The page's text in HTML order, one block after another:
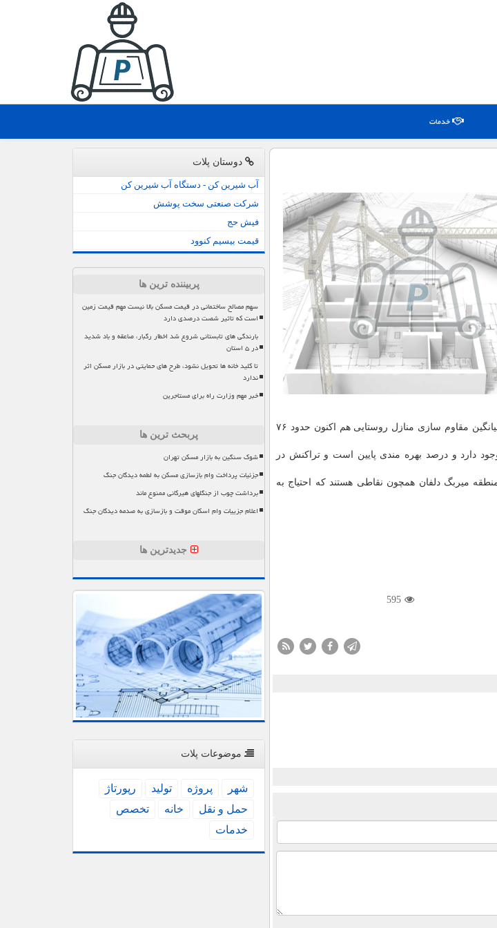
خدمات
وی ضمن اشاره به میانگین مقاوم سازی منازل روستایی در سطح استان، اضافه کرد: میانگین مقاوم سازی منازل روستایی هم اکنون حدود ۷۶
دارد و درصد بهره مندی پایین است و تراکنش در
میربگ دلفان همچون نقاطی هستند که احتیاج به
595
دوستان پلات
آب شیرین کن - دستگاه آب شیرین کن
شرکت صنعتی سخت پوشش
فیش حج
قیمت بیسیم کنوود
پربیننده ترین ها
سهم مصالح ساختمانی در قیمت مسکن بالا نیست مهم قیمت زمین
است که تاثیر شصت درصدی دارد
بارندگی های تابستانی شروع شد اخطار رگبار، صاعقه و باد شدید
در ۵ استان
تا کلید خانه ها تحویل نشود، طرح های حمایتی در بازار مسکن اثر
ندارد
خبر مهم وزارت راه برای مستاجرین
پربحث ترین ها
شوک سنگین به بازار مسکن تهران
جزئیات پرداخت وام بازسازی مسکن به لطمه دیدگان جنگ
برداشت چوب از جنگلهای هیرکانی ممنوع ماند
اعلام جزییات وام اسکان موقت و بازسازی به صدمه دیدگان جنگ
جدیدترین ها
موضوعات پلات
شهر پروژه تولید
رپورتاژ
حمل و نقل
خانه
تخصص
خدمات